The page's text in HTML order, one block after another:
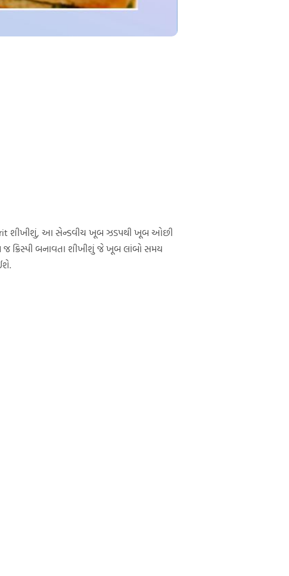
rit શીખીશું, આ સેન્ડવીચ ખૂબ ઝડપથી ખૂબ ઓછી
ક્રિસ્પી બનાવતા શીખીશું જે ખૂબ લાંબો સમય